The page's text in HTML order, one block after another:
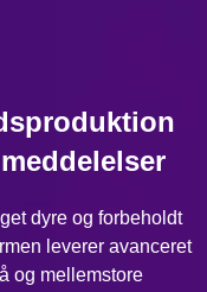
dyre og forbeholdt
leverer avanceret
og mellemstore